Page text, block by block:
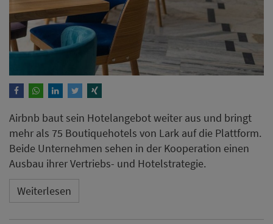
Airbnb baut sein Hotelangebot weiter aus und bringt
mehr als 75 Boutiquehotels von Lark auf die Plattform.
Beide Unternehmen sehen in der Kooperation einen
Ausbau ihrer Vertriebs- und Hotelstrategie.
Weiterlesen